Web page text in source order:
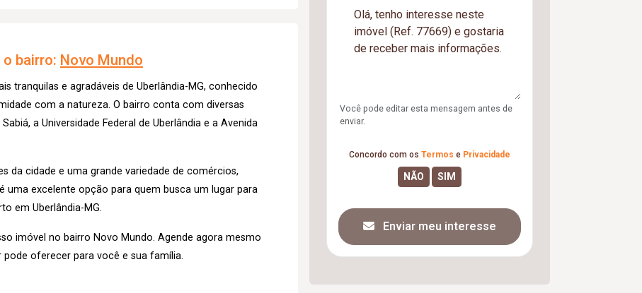
bairro: Novo Mundo
tranquilas e agradáveis de Uberlândia-MG, conhecido
com a natureza. O bairro conta com diversas
a Universidade Federal de Uberlândia e a Avenida
da cidade e uma grande variedade de comércios,
uma excelente opção para quem busca um lugar para
em Uberlândia-MG.
imóvel no bairro Novo Mundo. Agende agora mesmo
oferecer para você e sua família.
Você pode editar esta mensagem antes de
enviar.
Concordo com os Termos e Privacidade
Enviar meu interesse